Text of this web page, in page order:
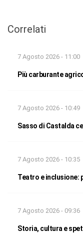
Correlati
7 Agosto 2026 - 11:00
Più carburante
7 Agosto 2026 - 10:49
Sasso di Castalda
7 Agosto 2026 - 10:35
Teatro e inclusione:
7 Agosto 2026 - 09:36
Storia, cultura e